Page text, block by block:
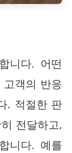
니다. 어떤
객의 반응
. 적절한 판
전달하고,
니다. 예를